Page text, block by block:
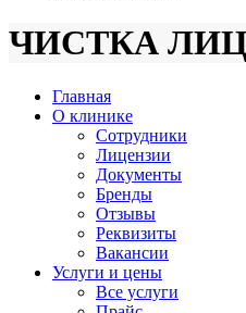
ЧИСТКА
Главная
О клинике
Сотрудники
Лицензии
Документы
Бренды
Отзывы
Реквизиты
Вакансии
Услуги и цены
Все услуги